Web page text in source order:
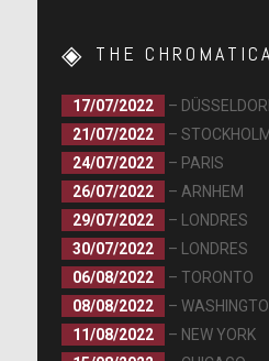
THE
17/07/2022
–
21/07/2022
– STOCKHOLM
24/07/2022
– PARIS
26/07/2022
– ARNHEM
29/07/2022
– LONDRES
30/07/2022
– LONDRES
06/08/2022
– TORONTO
08/08/2022
–
11/08/2022
– NEW YORK